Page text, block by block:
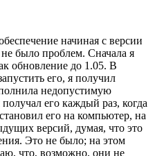
начиная с версии
было проблем. Сначала я
обновление до 1.05. В
его, я получил
недопустимую
его каждый раз, когда
его на компьютер, на
версий, думая, что это
Это не было; на этом
что, возможно, они не